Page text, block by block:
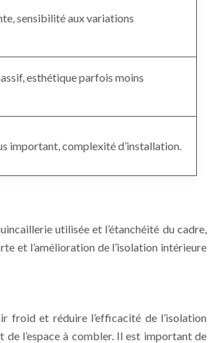
sensibilité aux variations
esthétique parfois moins
important, complexité d’installation.
utilisée et l’étanchéité du cadre,
et l’amélioration de l’isolation intérieure
froid et réduire l’efficacité de l’isolation
l’espace à combler. Il est important de